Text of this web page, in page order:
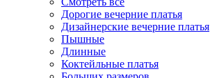
Дорогие вечерние платья
Дизайнерские вечерние платья
Пышные
Длинные
Коктейльные платья